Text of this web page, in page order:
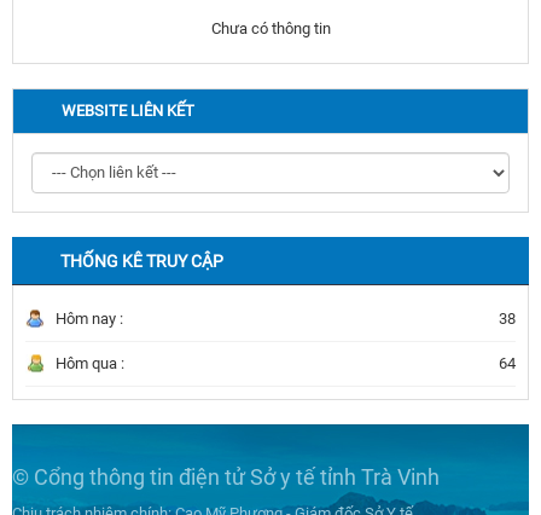
Chưa có thông tin
WEBSITE LIÊN KẾT
THỐNG KÊ TRUY CẬP
Hôm nay : 38
Hôm qua : 64
© Cổng thông tin điện tử Sở y tế tỉnh Trà Vinh